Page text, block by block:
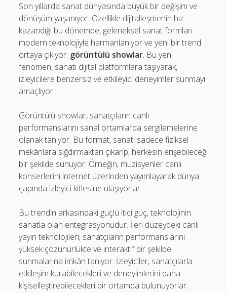
Son yıllarda sanat dünyasında büyük bir değişim ve
dönüşüm yaşanıyor. Özellikle dijitalleşmenin hız
kazandığı bu dönemde, geleneksel sanat formları
modern teknolojiyle harmanlanıyor ve yeni bir trend
ortaya çıkıyor: görüntülü showlar. Bu yeni
fenomen, sanatı dijital platformlara taşıyarak,
izleyicilere benzersiz ve etkileyici deneyimler sunmayı
amaçlıyor.
Görüntülü showlar, sanatçıların canlı
performanslarını sanal ortamlarda sergilemelerine
olanak tanıyor. Bu format, sanatı sadece fiziksel
mekânlara sığdırmaktan çıkarıp, herkesin erişebileceği
bir şekilde sunuyor. Örneğin, müzisyenler canlı
konserlerini internet üzerinden yayımlayarak dünya
çapında izleyici kitlesine ulaşıyorlar.
Bu trendin arkasındaki güçlü itici güç, teknolojinin
sanatla olan entegrasyonudur. İleri düzeydeki canlı
yayın teknolojileri, sanatçıların performanslarını
yüksek çözünürlükte ve interaktif bir şekilde
sunmalarına imkân tanıyor. İzleyiciler, sanatçılarla
etkileşim kurabilecekleri ve deneyimlerini daha
kişiselleştirebilecekleri bir ortamda bulunuyorlar.